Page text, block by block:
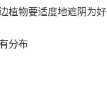
植物要适度地遮阴为好
分布